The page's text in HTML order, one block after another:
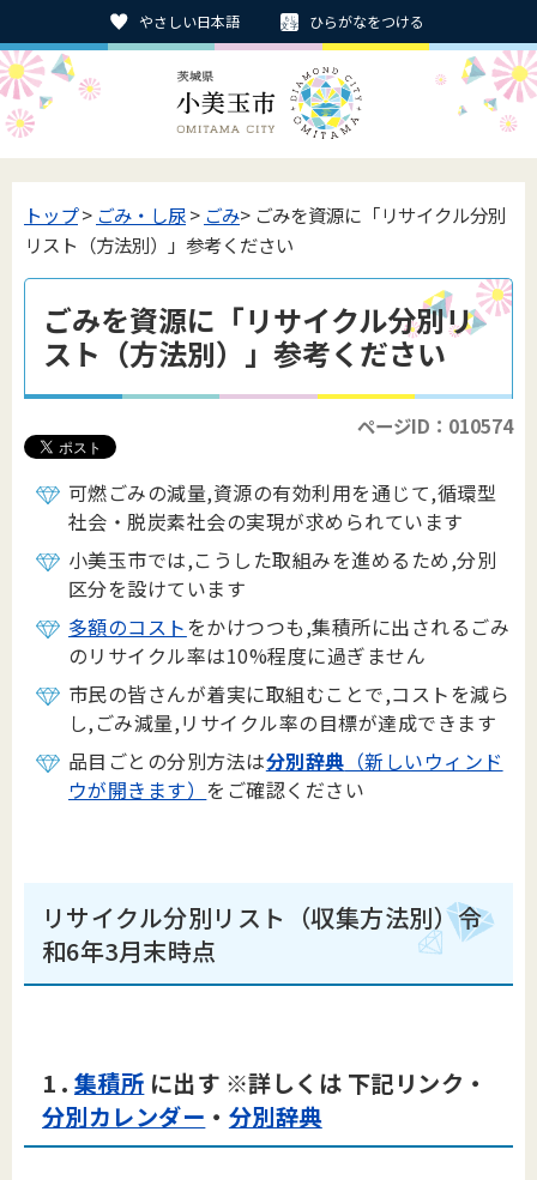
やさしい日本語 ひらがなをつける
トップ> ごみ・し尿> ごみ> ごみを資源に「リサイクル分別
リスト（方法別）」参考ください
ごみを資源に「リサイクル分別リ
スト（方法別）」参考ください
ページID：010574
可燃ごみの減量,資源の有効利用を通じて,循環型
社会・脱炭素社会の実現が求められています
小美玉市では,こうした取組みを進めるため,分別
区分を設けています
多額のコストをかけつつも,集積所に出されるごみ
のリサイクル率は10%程度に過ぎません
市民の皆さんが着実に取組むことで,コストを減ら
し,ごみ減量,リサイクル率の目標が達成できます
品目ごとの分別方法は分別辞典 （新しいウィンド
ウが開きます） をご確認ください
リサイクル分別リスト（収集方法別）令
和6年3月末時点
1 . 集積所 に出す ※詳しくは 下記リンク・
分別カレンダー ・ 分別辞典